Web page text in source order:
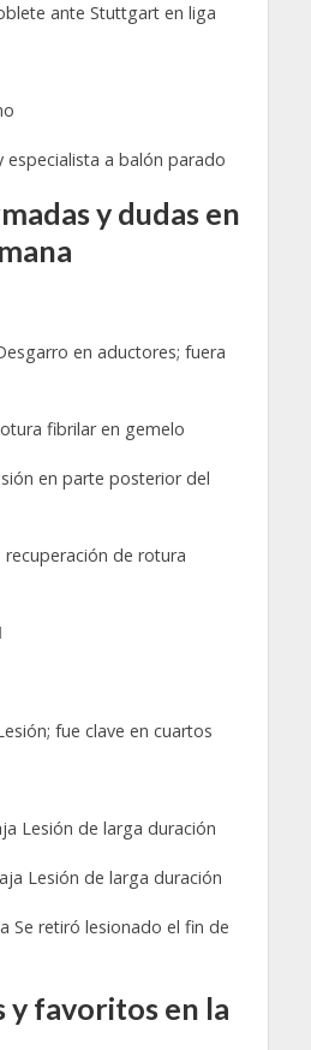
ante Stuttgart en liga
especialista a balón parado
y dudas en
en aductores; fuera
fibrilar en gemelo
en parte posterior del
recuperación de rotura
fue clave en cuartos
Lesión de larga duración
Lesión de larga duración
Se retiró lesionado el fin de
y favoritos en la